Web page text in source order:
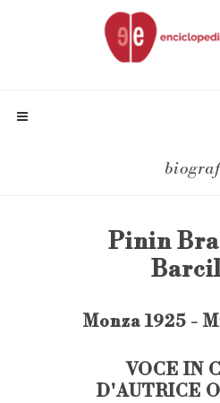
Pinin
Monza 1925 -
VOCE IN
D'AUTRICE